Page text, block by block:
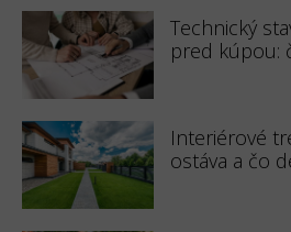
Technický
pred kúpou:
Interiérové
ostáva a čo